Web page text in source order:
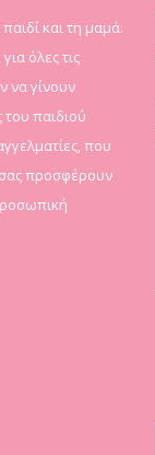
και τη μαμά.
όλες τις
να γίνουν
του παιδιού
που
προσφέρουν